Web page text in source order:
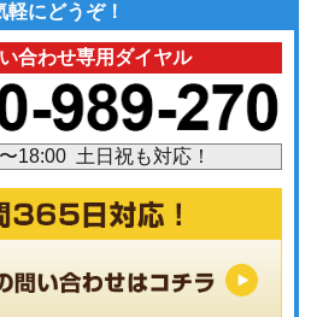
軽にどうぞ！
合わせ専用ダイヤル
18:00 土日祝も対応！